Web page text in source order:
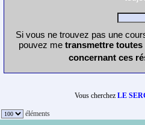
Si vous ne trouvez pas une
pouvez me transmettre
concernant ces
Vous cherchez LE
éléments